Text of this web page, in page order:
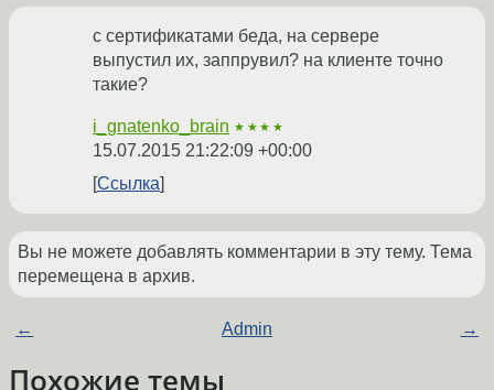
с сертификатами беда, на сервере
выпустил их, заппрувил? на клиенте точно
такие?
i_gnatenko_brain ★★★★
15.07.2015 21:22:09 +00:00
Ссылка
Вы не можете добавлять комментарии в эту тему. Тема
перемещена в архив.
← Admin →
Похожие темы